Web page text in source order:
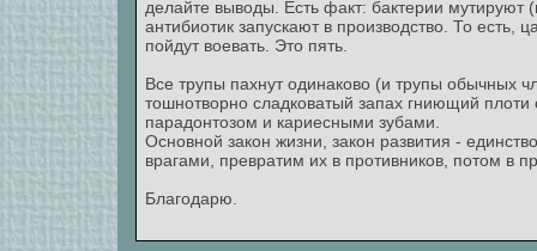
делайте выводы. Есть факт: бактерии мутируют
антибиотик запускают в производство. То есть,
пойдут воевать. Это пять.
Все трупы пахнут одинаково (и трупы обычных
тошнотворно сладковатый запах гниющий плоти
парадонтозом и кариесными зубами.
Основной закон жизни, закон развития -
врагами, превратим их в противников, потом в
Благодарю.